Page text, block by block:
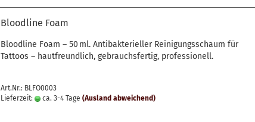
Bloodline Foam
Bloodline Foam – 50 ml. Antibakterieller Reinigungsschaum für
Tattoos – hautfreundlich, gebrauchsfertig, professionell.
Art.Nr.: BLFO0003
Lieferzeit:
ca. 3-4 Tage (Ausland abweichend)